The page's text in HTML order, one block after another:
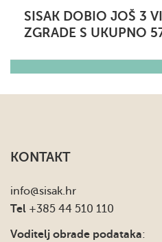
SISAK DOBIO JOŠ 3
ZGRADE S UKUPNO
KONTAKT
info@sisak.hr
Tel +385 44 510 110
Voditelj obrade podataka: